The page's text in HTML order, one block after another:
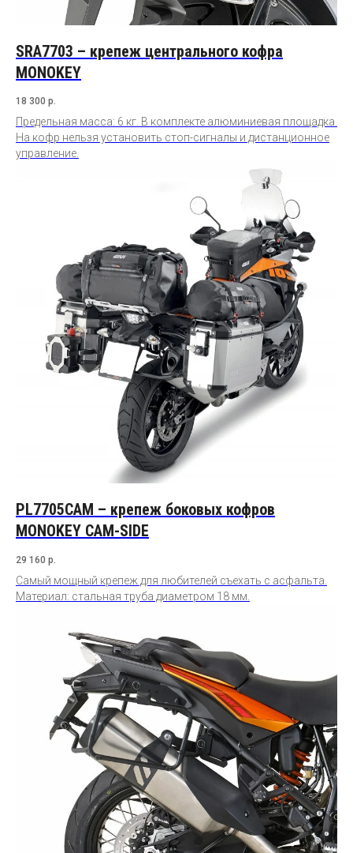
SRA7703 – крепеж центрального кофра
MONOKEY
18 300 р.
Предельная масса: 6 кг. В комплекте алюминиевая площадка.
На кофр нельзя установить стоп-сигналы и дистанционное
управление.
PL7705CAM – крепеж боковых кофров
MONOKEY CAM-SIDE
29 160 р.
Самый мощный крепеж для любителей съехать с асфальта.
Материал: стальная труба диаметром 18 мм.